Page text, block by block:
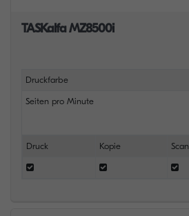
TASKalfa MZ8500i
Druckfarbe
Seiten pro Minute
Druck Kopie Scan